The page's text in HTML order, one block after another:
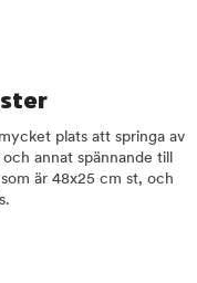
plats att springa av
annat spännande till
är 48x25 cm st, och